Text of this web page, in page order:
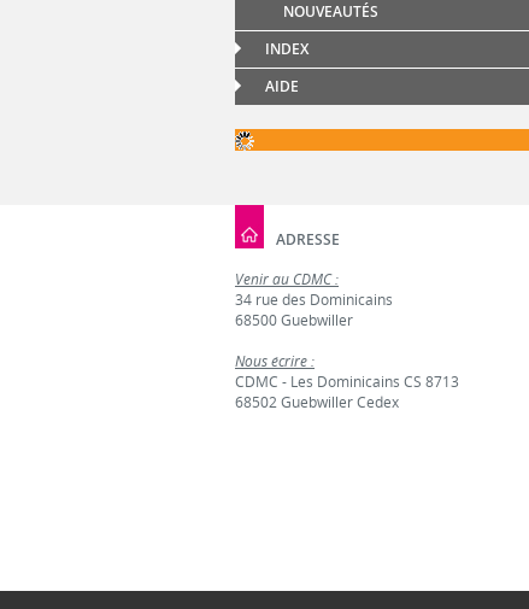
NOUVEAUTÉS
INDEX
AIDE
ADRESSE
Venir au CDMC :
34 rue des Dominicains
68500 Guebwiller
Nous écrire :
CDMC - Les Dominicains CS 8713
68502 Guebwiller Cedex